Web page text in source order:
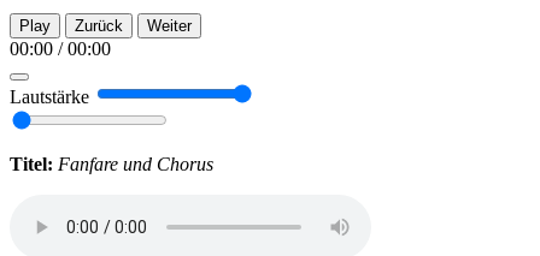
Play Zurück Weiter
00:00 /00:00
Lautstärke
Titel: Fanfare und Chorus